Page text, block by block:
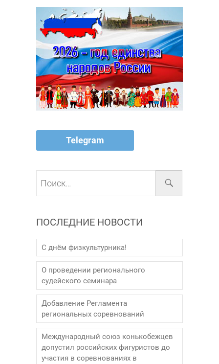
Telegram
ПОСЛЕДНИЕ НОВОСТИ
С днём физкультурника!
О проведении регионального
судейского семинара
Добавление Регламента
региональных соревнований
Международный союз конькобежцев
допустил российских фигуристов до
участия в соревнованиях в